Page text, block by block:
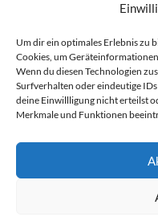
Um dir ein optimales Erlebnis zu
Cookies, um
Wenn du diesen Technologien
Surfverhalten oder eindeutige
deine Einwillligung nicht erteilst
Merkmale und Funktionen
Impressum Cookie-
Datenschutzerklärung